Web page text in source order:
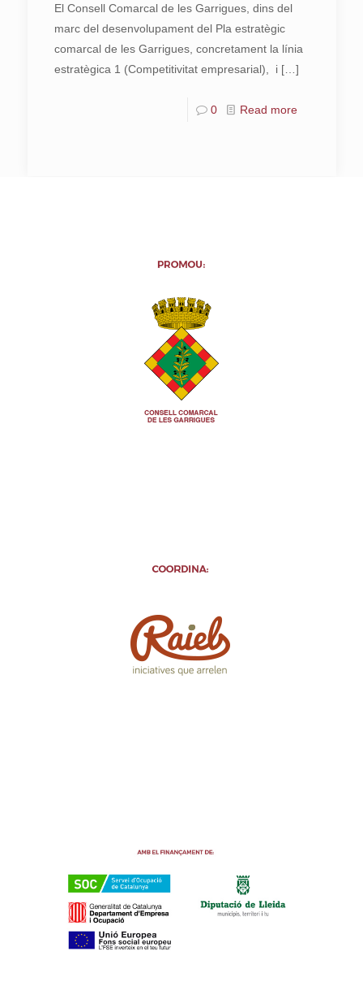
El Consell Comarcal de les Garrigues, dins del
marc del desenvolupament del Pla estratègic
comarcal de les Garrigues, concretament la línia
estratègica 1 (Competitivitat empresarial), i[…]
0 Read more